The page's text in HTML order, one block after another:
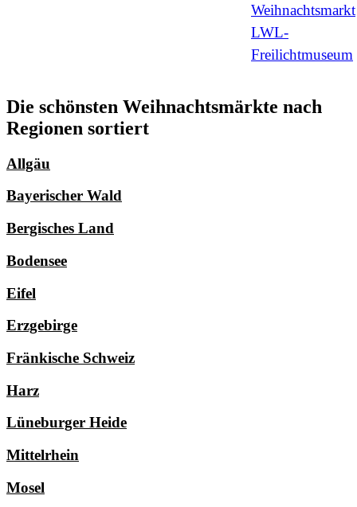
Weihnachtsmarkt
LWL-
Freilichtmuseum
Die schönsten Weihnachtsmärkte nach
Regionen sortiert
Allgäu
Bayerischer Wald
Bergisches Land
Bodensee
Eifel
Erzgebirge
Fränkische Schweiz
Harz
Lüneburger Heide
Mittelrhein
Mosel